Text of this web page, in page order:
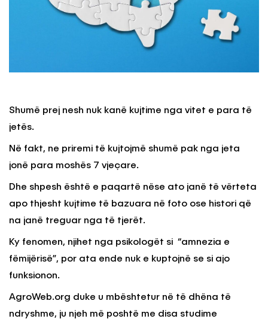
Shumë prej nesh nuk kanë kujtime nga vitet e para të
jetës.
Në fakt, ne priremi të kujtojmë shumë pak nga jeta
jonë para moshës 7 vjeçare.
Dhe shpesh është e paqartë nëse ato janë të vërteta
apo thjesht kujtime të bazuara në foto ose histori që
na janë treguar nga të tjerët.
Ky fenomen, njihet nga psikologët si “amnezia e
fëmijërisë”, por ata ende nuk e kuptojnë se si ajo
funksionon.
AgroWeb.org duke u mbështetur në të dhëna të
ndryshme, ju njeh më poshtë me disa studime